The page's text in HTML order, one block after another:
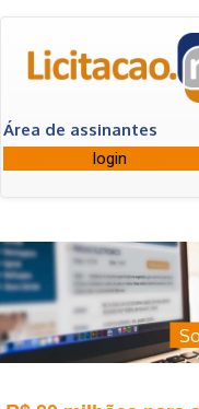
Área de assinantes